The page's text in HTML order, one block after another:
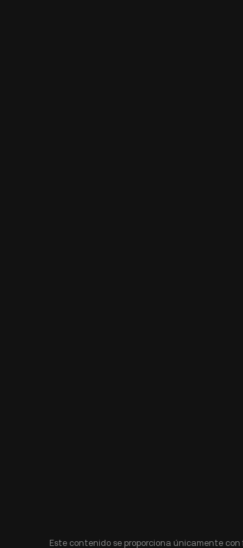
Este contenido se proporciona únicamente